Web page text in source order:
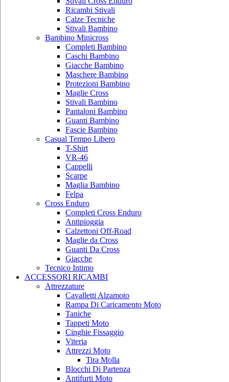
Ricambi Stivali
Calze Tecniche
Stivali Bambino
Bambino Minicross
Completi Bambino
Caschi Bambino
Giacche Bambino
Maschere Bambino
Protezioni Bambino
Maglie Cross
Stivali Bambino
Pantaloni Bambino
Guanti Bambino
Fascie Bambino
Casual Tempo Libero
T-Shirt
VR-46
Cappelli
Scarpe
Maglia Bambino
Felpa
Cross Enduro
Completi Cross Enduro
Antipioggia
Calzettoni Off-Road
Maglie da Cross
Guanti Da Cross
Giacche
Tecnico Intimo
ACCESSORI RICAMBI
Attrezzature
Cavalletti Alzamoto
Rampa Di Caricamento Moto
Taniche
Tappeti Moto
Cinghie Fissaggio
Viteria
Attrezzi Moto
Tira Molla
Blocchi Di Partenza
Antifurti Moto